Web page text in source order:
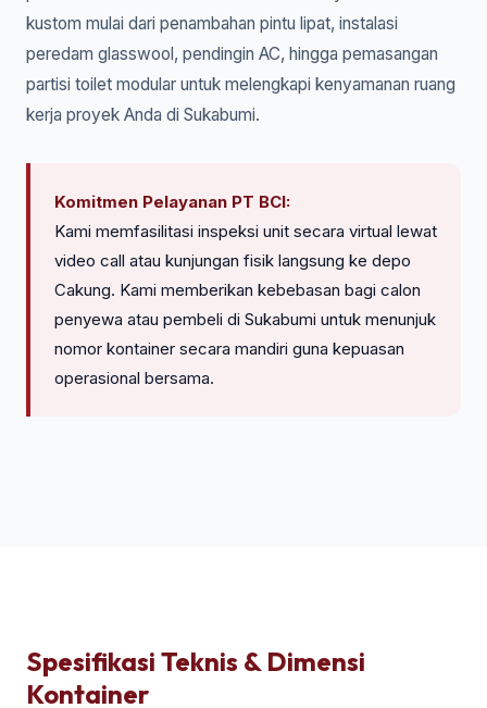
kustom mulai dari penambahan pintu lipat, instalasi
peredam glasswool, pendingin AC, hingga pemasangan
partisi toilet modular untuk melengkapi kenyamanan ruang
kerja proyek Anda di Sukabumi.
Komitmen Pelayanan PT BCI:
Kami memfasilitasi inspeksi unit secara virtual lewat
video call atau kunjungan fisik langsung ke depo
Cakung. Kami memberikan kebebasan bagi calon
penyewa atau pembeli di Sukabumi untuk menunjuk
nomor kontainer secara mandiri guna kepuasan
operasional bersama.
Spesifikasi Teknis & Dimensi
Kontainer